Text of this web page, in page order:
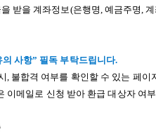
받을 계좌정보(은행명, 예금주명,
의 사항” 필독 부탁드립니다.
, 불합격 여부를 확인할 수 있는 페
이메일로 신청 받아 환급 대상자 여